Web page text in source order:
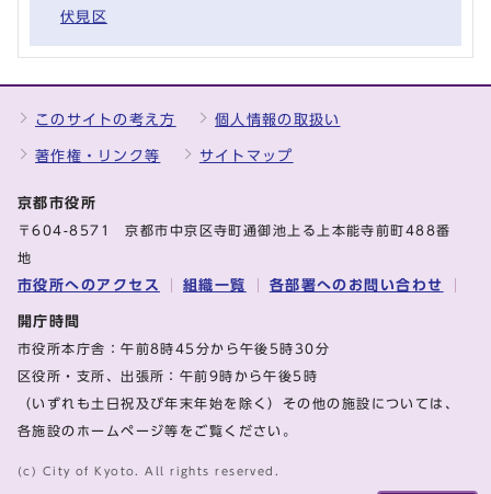
伏見区
このサイトの考え方 個人情報の取扱い
著作権・リンク等 サイトマップ
京都市役所
〒604-8571 京都市中京区寺町通御池上る上本能寺前町488番
地
市役所へのアクセス 組織一覧 各部署へのお問い合わせ
開庁時間
市役所本庁舎：午前8時45分から午後5時30分
区役所・支所、出張所：午前9時から午後5時
（いずれも土日祝及び年末年始を除く）その他の施設については、
各施設のホームページ等をご覧ください。
(c) City of Kyoto. All rights reserved.